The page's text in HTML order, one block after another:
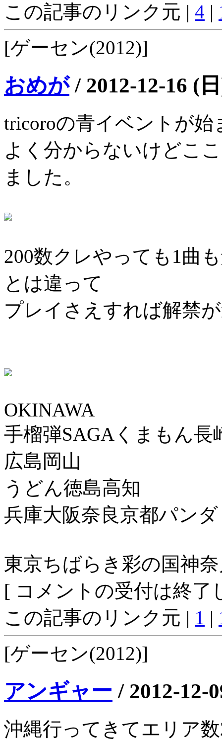
この記事のリンク元 | 4 |
[ゲーセン(2012)]
おめが/ 2012-12-16 (
tricoroの青イベントが
よく分からないけどこ
ました。
200数クレやっても1曲
とは違って
プレイさえすれば解禁
OKINAWA
手榴弾SAGAくまもん長
広島岡山
うどん徳島高知
兵庫大阪奈良京都パンダ
東京ちばらき彩の国神
[ コメントの受付は終了
この記事のリンク元 | 1 |
[ゲーセン(2012)]
アンギャー / 2012-12-
沖縄行ってきてエリア